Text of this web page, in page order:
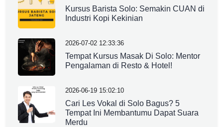
Kursus Barista Solo: Semakin CUAN di
Industri Kopi Kekinian
2026-07-02 12:33:36
Tempat Kursus Masak Di Solo: Mentor
Pengalaman di Resto & Hotel!
2026-06-19 15:02:10
Cari Les Vokal di Solo Bagus? 5
Tempat Ini Membantumu Dapat Suara
Merdu